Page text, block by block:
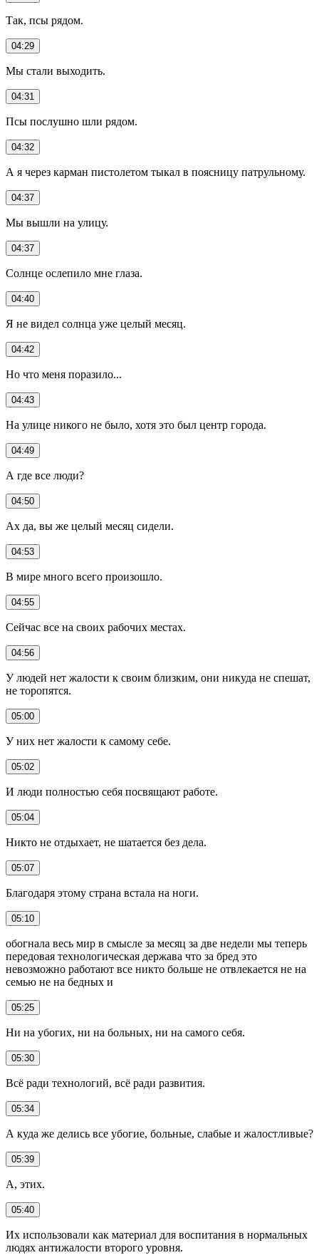
Так, псы рядом.
04:29
Мы стали выходить.
04:31
Псы послушно шли рядом.
04:32
А я через карман пистолетом тыкал в поясницу патрульному.
04:37
Мы вышли на улицу.
04:37
Солнце ослепило мне глаза.
04:40
Я не видел солнца уже целый месяц.
04:42
Но что меня поразило...
04:43
На улице никого не было, хотя это был центр города.
04:49
А где все люди?
04:50
Ах да, вы же целый месяц сидели.
04:53
В мире много всего произошло.
04:55
Сейчас все на своих рабочих местах.
04:56
У людей нет жалости к своим близким, они никуда не спешат,
не торопятся.
05:00
У них нет жалости к самому себе.
05:02
И люди полностью себя посвящают работе.
05:04
Никто не отдыхает, не шатается без дела.
05:07
Благодаря этому страна встала на ноги.
05:10
обогнала весь мир в смысле за месяц за две недели мы теперь
передовая технологическая держава что за бред это
невозможно работают все никто больше не отвлекается не на
семью не на бедных и
05:25
Ни на убогих, ни на больных, ни на самого себя.
05:30
Всё ради технологий, всё ради развития.
05:34
А куда же делись все убогие, больные, слабые и жалостливые?
05:39
А, этих.
05:40
Их использовали как материал для воспитания в нормальных
людях антижалости второго уровня.